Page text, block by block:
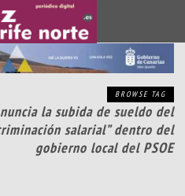
BROWSE TAG
la subida de sueldo del
salarial” dentro del
gobierno local del PSOE